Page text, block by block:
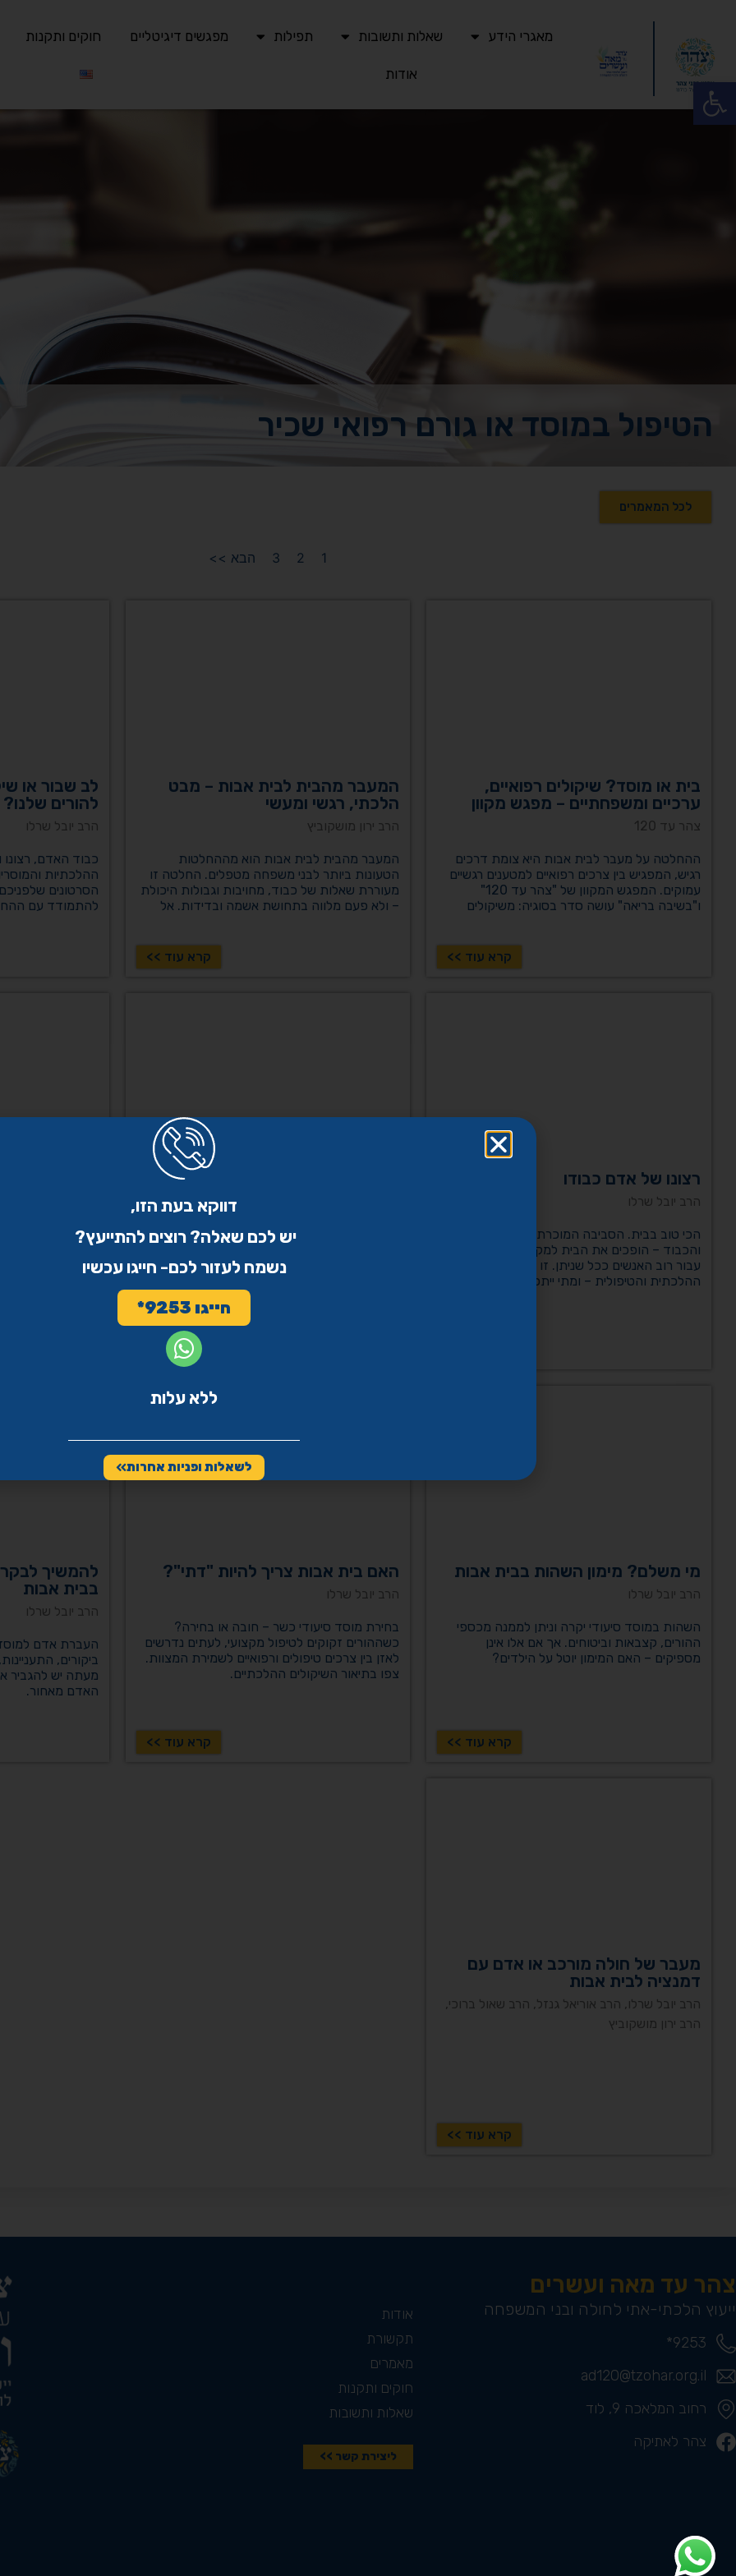
פתח סרגל נגישות
מאגרי הידע שאלות ותשובות תפילות מפגשים דיגיטליים חוקים ותקנות
אודות
הטיפול במוסד או גורם רפואי שכיר
לכל המאמרים
1
2
3 הבא >>
בית או מוסד? שיקולים רפואיים,
ערכיים ומשפחתיים – מפגש מקוון
צהר עד 120
ההחלטה על מעבר לבית אבות היא צומת דרכים
רגיש, המפגיש בין צרכים רפואיים למטענים רגשיים
עמוקים. המפגש המקוון של "צהר עד 120"
ו"בשיבה בריאה" עושה סדר בסוגיה: משיקולים
החלטה נכונה ורגישה, המשלבת בין טובת היקירים
קרא עוד >>
המעבר מהבית לבית אבות – מבט
הלכתי, רגשי ומעשי
הרב ירון מושקוביץ
המעבר מהבית לבית אבות הוא מההחלטות
הטעונות ביותר לבני משפחה מטפלים. החלטה זו
מעוררת שאלות של כבוד, מחויבות וגבולות היכולת
– ולא פעם מלווה בתחושת אשמה ובדידות. אל
קרא עוד >>
לב שבור או
להורים שלנו?
הרב יובל שרלו
כבוד האדם, רצונו
ההלכתיות
הסרטונים
להתמודד עם
רצונו של אדם כבודו
הרב יובל שרלו
הכי טוב בבית. הסביבה המוכרת, תחושת השייכות
והכבוד – הופכים את הבית למקום הטבעי והנכון
עבור רוב האנשים ככל שניתן. זו נקודת המוצא
ההלכתית והטיפולית – ומתי ייתכנו יוצאים מן
כשהמשפחה נשחקת: כיבוד אב ואם
להמשיך לטפל בעצמם, ההחלטה להעביר לבית
קרא עוד >>
אלא החלטה
מי משלם? מימון השהות בבית אבות
הרב יובל שרלו
השהות במוסד סיעודי יקרה וניתן לממנה מכספי
ההורים, קצבאות וביטוחים. אך אם אלו אינן
מספיקים – האם המימון יוטל על הילדים?
קרא עוד >>
האם בית אבות צריך להיות "דתי"?
הרב יובל שרלו
בחירת מוסד סיעודי כשר – חובה או בחירה?
כשההורים זקוקים לטיפול מקצועי, לעתים נדרשים
לאזן בין צרכים טיפולים ורפואיים לשמירת המצוות.
צפו בתיאור השיקולים ההלכתיים.
קרא עוד >>
להמשיך
בבית אבות
הרב יובל שרלו
העברת אדם למוסד
ביקורים,
מעתה יש להגביר
האדם מאחור.
מעבר של חולה מורכב או אדם עם
דמנציה לבית אבות
הרב יובל שרלו, הרב אוריאל גנזל, הרב שאול ברוכי,
הרב ירון מושקוביץ
קרא עוד >>
צהר עד מאה ועשרים
ייעוץ הלכתי-אתי לחולה ובני המשפחה
9253*
ad120@tzohar.org.il
רחוב המלאכה 9, לוד
צהר לאתיקה
אודות
תקשורת
מאמרים
חוקים ותקנות
שאלות ותשובות
ליצירת קשר >>
דווקא בעת הזו,
יש לכם שאלה? רוצים להתייעץ?
נשמח לעזור לכם- חייגו עכשיו
חייגו 9253*
ללא עלות
לשאלות ופניות אחרות